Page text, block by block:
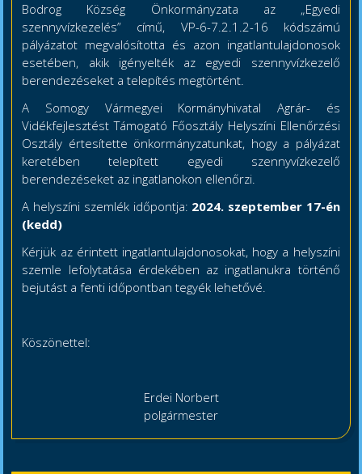
Bodrog Község Önkormányzata az „Egyedi
szennyvízkezelés” című, VP-6-7.2.1.2-16 kódszámú
pályázatot megvalósította és azon ingatlantulajdonosok
esetében, akik igényelték az egyedi szennyvízkezelő
berendezéseket a telepítés megtörtént.
A Somogy Vármegyei Kormányhivatal Agrár- és
Vidékfejlesztést Támogató Főosztály Helyszíni Ellenőrzési
Osztály értesítette önkormányzatunkat, hogy a pályázat
keretében telepített egyedi szennyvízkezelő
berendezéseket az ingatlanokon ellenőrzi.
A helyszíni szemlék időpontja: 2024. szeptember 17-én
(kedd)
Kérjük az érintett ingatlantulajdonosokat, hogy a helyszíni
szemle lefolytatása érdekében az ingatlanukra történő
bejutást a fenti időpontban tegyék lehetővé.
Köszönettel:
Erdei Norbert
polgármester